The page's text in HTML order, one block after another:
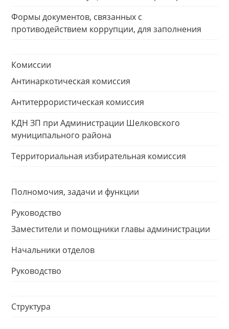
Формы документов, связанных с
противодействием коррупции, для заполнения
Комиссии
Антинаркотическая комиссия
Антитеррористическая комиссия
КДН ЗП при Администрации Шелковского
муниципального района
Территориальная избирательная комиссия
Полномочия, задачи и функции
Руководство
Заместители и помощники главы администрации
Начальники отделов
Руководство
Структура